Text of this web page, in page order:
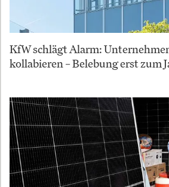
KfW schlägt Alarm:
kollabieren – Belebung erst zum